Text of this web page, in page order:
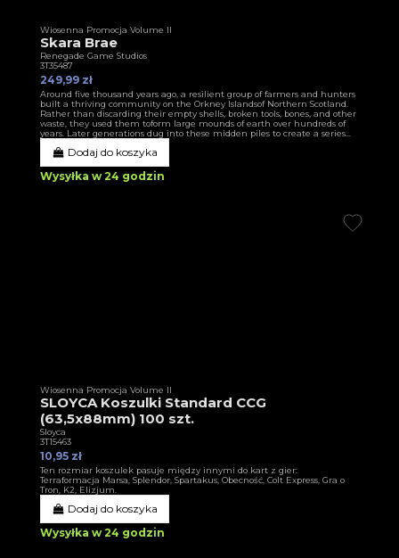
Wiosenna Promocja Volume II
Skara Brae
Renegade Game Studios
3T35487
249,99 zł
Around five thousand years ago, a resilient group of farmers and hunters
built a thriving community on the Orkney Islandsof Northern Scotland.
Rather than discarding their empty shells, broken tools, bones, and other
waste, they used them toform large mounds of earth over hundreds of
years. Later generations dug into these midden piles to create a series...
Dodaj do koszyka
Wysyłka w 24 godzin
Wiosenna Promocja Volume II
SLOYCA Koszulki Standard CCG
(63,5x88mm) 100 szt.
Sloyca
3T15463
10,95 zł
Ten rozmiar koszulek pasuje między innymi do kart z gier:
Terraformacja Marsa, Splendor, Spartakus, Obecność, Colt Express, Gra o
Tron, K2, Elizjum.
Dodaj do koszyka
Wysyłka w 24 godzin